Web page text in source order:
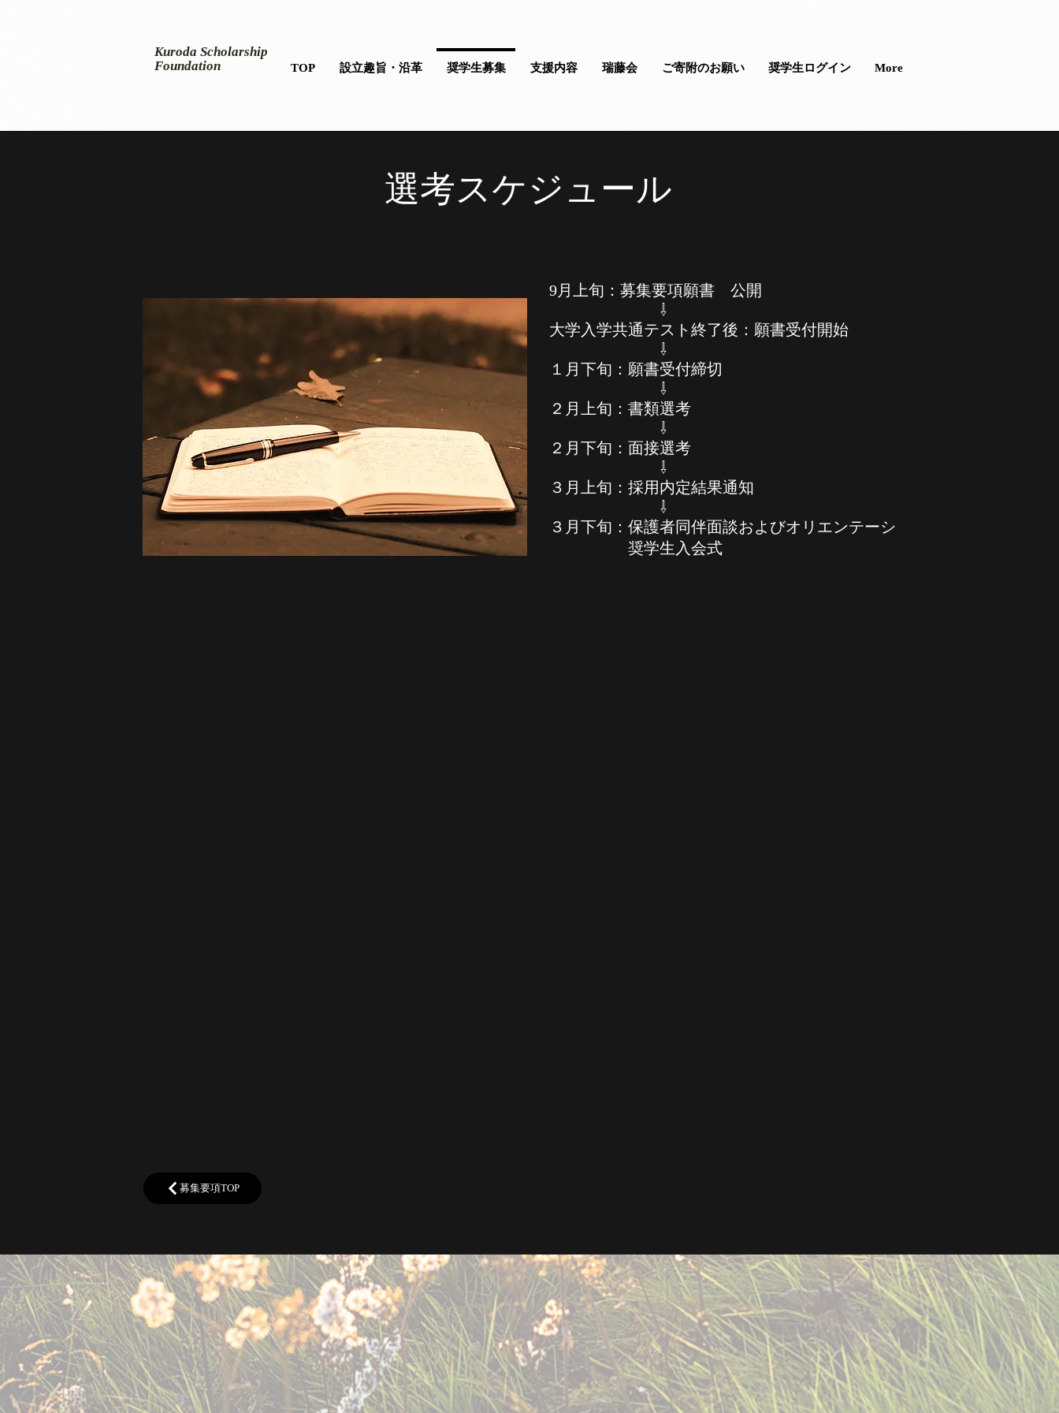
​Kuroda Scholarship
Foundation
TOP 設立趣旨・沿革 奨学生募集 支援内容 瑞藤会 ご寄附のお願い 奨学生ログイン More
​選考スケジュール
9月上旬：募集要項願書 公開
⇩
大学入学共通テスト終了後：願書受付開始
⇩
１月下旬：願書受付締切
⇩
​２月上旬：書類選考
⇩
２月下旬：面接選考
⇩
３月上旬：採用内定結果通知
⇩
​３月下旬：保護者同伴面談およびオリエンテーシ
​ 奨学生入会式
募集要項TOP